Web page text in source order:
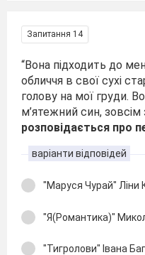
Запитання 14
“Вона підходить до
обличчя в свої сухі
голову на мої груди.
м’ятежний син, зовсім
розповідається про
варіанти відповідей
"Маруся Чурай" Ліни
"Я(Романтика)"
"Тигролови" Івана